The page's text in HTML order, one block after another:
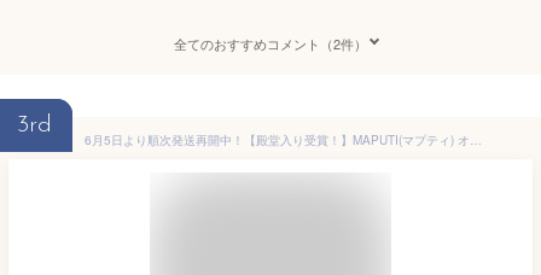
全てのおすすめコメント（2件）
3rd
6月5日より順次発送再開中！【殿堂入り受賞！】MAPUTI(マプティ) オーガニックフレグランスホワイトクリーム ｜ デリケートゾーン デリケートゾーンケア クリーム ニオイ 黒ずみ 保湿